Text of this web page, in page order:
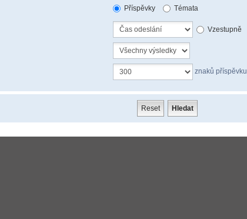
Příspěvky Témata
Vzestupně
znaků příspěvku